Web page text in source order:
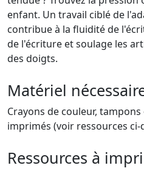
enfant. Un travail ciblé de
contribue à la fluidité de
de l'écriture et soulage les
des doigts.
Matériel
Crayons de couleur,
imprimés (voir ressources ci-
Ressources à